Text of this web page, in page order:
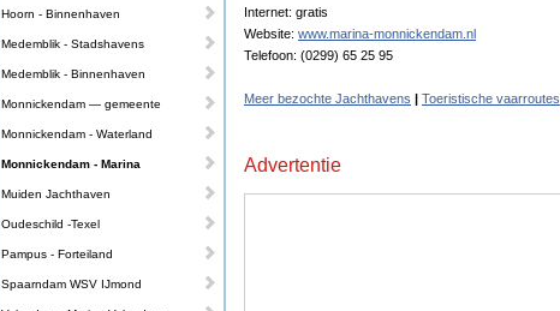
Internet: gratis
Website: www.marina-monnickendam.nl
Telefoon: (0299) 65 25 95
Meer bezochte Jachthavens | Toeristische vaarroutes
Advertentie
Hoorn - Binnenhaven
Medemblik - Stadshavens
Medemblik - Binnenhaven
Monnickendam — gemeente
Monnickendam - Waterland
Monnickendam - Marina
Muiden Jachthaven
Oudeschild -Texel
Pampus - Forteiland
Spaarndam WSV IJmond